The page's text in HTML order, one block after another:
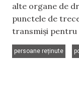
alte organe de
punctele de
transmiși
persoane reținute